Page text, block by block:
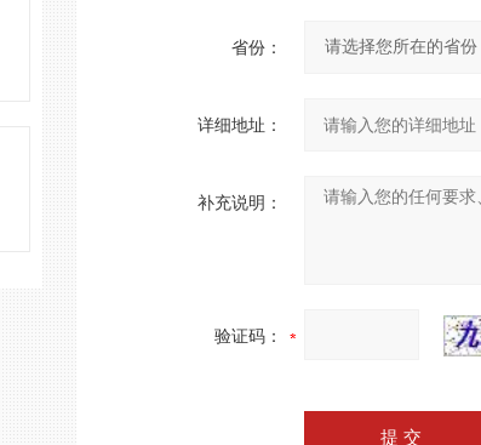
省份：
详细地址：
补充说明：
验证码：